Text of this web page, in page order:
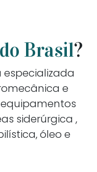
Brasil?
especializada
e
siderúrgica ,
óleo e